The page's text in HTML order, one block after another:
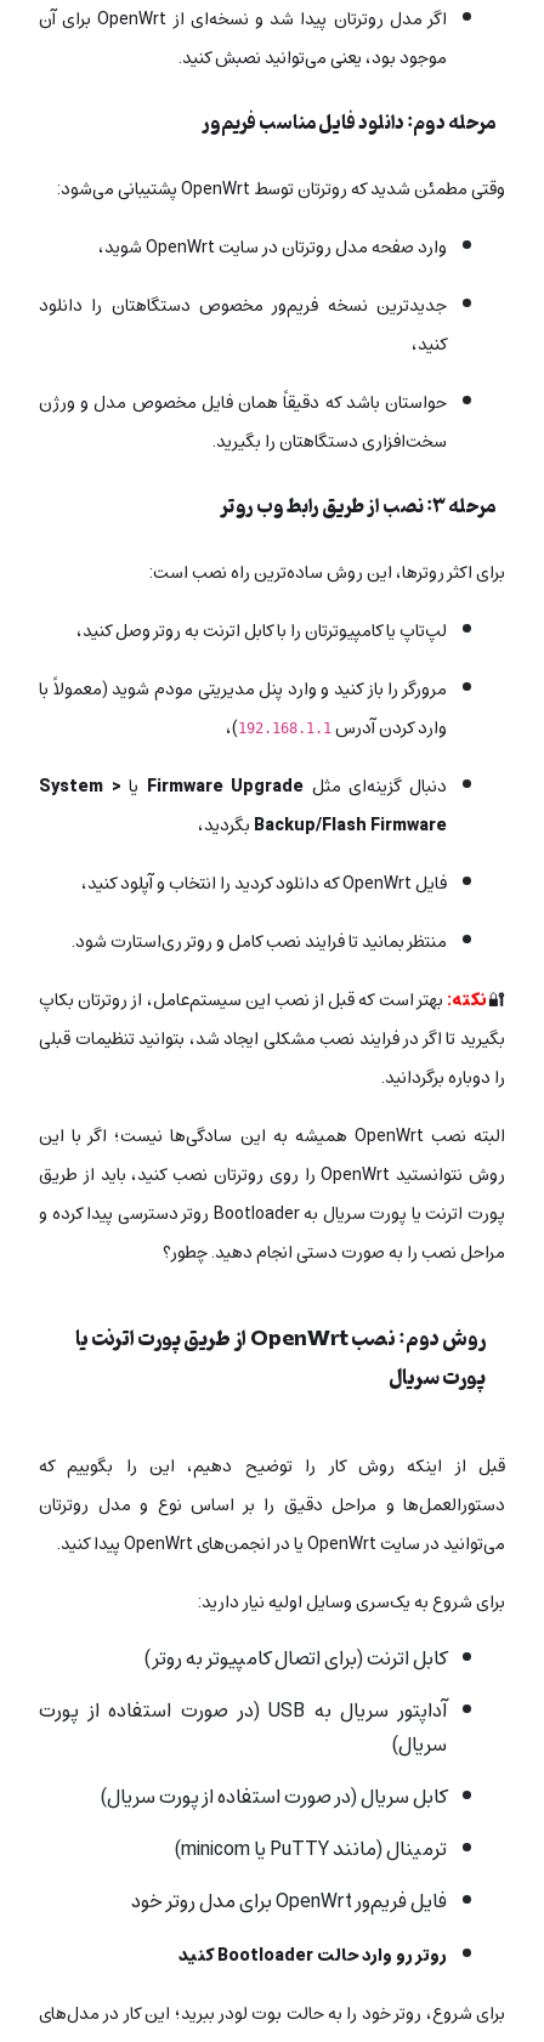
اگر مدل روترتان پیدا شد و نسخه‌ای از OpenWrt برای آن
موجود بود، یعنی می‌توانید نصبش کنید.
مرحله دوم: دانلود فایل مناسب فریم‌ور
وقتی مطمئن شدید که روترتان توسط OpenWrt پشتیبانی می‌شود:
وارد صفحه مدل روترتان در سایت OpenWrt شوید،
جدیدترین نسخه فریم‌ور مخصوص دستگاهتان را دانلود
کنید،
حواستان باشد که دقیقاً همان فایل مخصوص مدل و ورژن
سخت‌افزاری دستگاهتان را بگیرید.
مرحله ۳: نصب از طریق رابط وب روتر
برای اکثر روترها، این روش ساده‌ترین راه نصب است:
لپ‌تاپ یا کامپیوترتان را با کابل اترنت به روتر وصل کنید،
مرورگر را باز کنید و وارد پنل مدیریتی مودم شوید (معمولاً با
وارد کردن آدرس 192.168.1.1)،
دنبال گزینه‌ای مثل Firmware Upgrade یا System >
Backup/Flash Firmwareبگردید،
فایل OpenWrt که دانلود کردید را انتخاب و آپلود کنید،
منتظر بمانید تا فرایند نصب کامل و روتر ری‌استارت شود.
🔐نکته:بهتر است که قبل از نصب این سیستم‌عامل، از روترتان بکاپ
بگیرید تا اگر در فرایند نصب مشکلی ایجاد شد، بتوانید تنظیمات قبلی
را دوباره برگردانید.
البته نصب OpenWrt همیشه به این سادگی‌ها نیست؛ اگر با این
روش نتوانستید OpenWrt را روی روترتان نصب کنید، باید از طریق
پورت اترنت یا پورت سریال به Bootloader روتر دسترسی پیدا کرده و
مراحل نصب را به صورت دستی انجام دهید. چطور؟
روش دوم: نصب OpenWrt از طریق پورت اترنت یا
پورت سریال
قبل از اینکه روش کار را توضیح دهیم، این را بگوییم که
دستورالعمل‌ها و مراحل دقیق را بر اساس نوع و مدل روترتان
می‌توانید در سایت OpenWrt یا در انجمن‌های OpenWrt پیدا کنید.
برای شروع به یک‌سری وسایل اولیه نیار دارید:
کابل اترنت (برای اتصال کامپیوتر به روتر)
آداپتور سریال به USB (در صورت استفاده از پورت
سریال)
کابل سریال (در صورت استفاده از پورت سریال)
ترمینال (مانند PuTTY یا minicom)
فایل فریم‌ور OpenWrt برای مدل روتر خود
روتر رو وارد حالت Bootloader کنید
برای شروع، روتر خود را به حالت بوت لودر ببرید؛ این کار در مدل‌های